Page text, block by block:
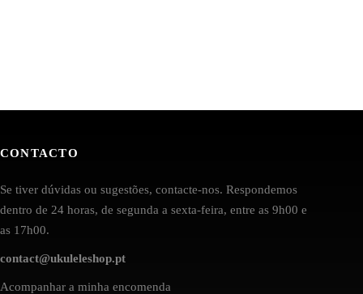
CONTACTO
Se tiver dúvidas ou sugestões, contacte-nos. Respondemos
dentro de 24 horas, de segunda a sexta-feira, entre as 9h00 e
as 17h00.
contact@ukuleleshop.pt
Acompanhar a minha encomenda